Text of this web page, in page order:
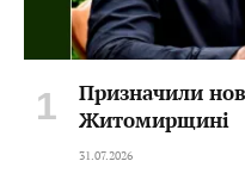
Призначили
Житомирщині
31.07.2026